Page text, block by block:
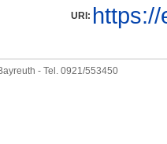
URI:
- Tel. 0921/553450